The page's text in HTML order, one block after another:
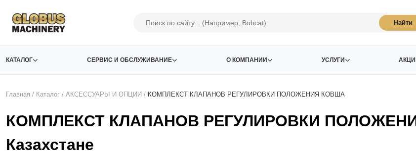
Найти
КАТАЛОГ СЕРВИС И ОБСЛУЖИВАНИЕ О КОМПАНИИ УСЛУГИ
Главная / Каталог / АКСЕСCУАРЫ И ОПЦИИ / КОМПЛЕКСТ КЛАПАНОВ РЕГУЛИРОВКИ ПОЛОЖЕНИЯ КОВША
КОМПЛЕКСТ КЛАПАНОВ РЕГУЛИРОВКИ
Казахстане